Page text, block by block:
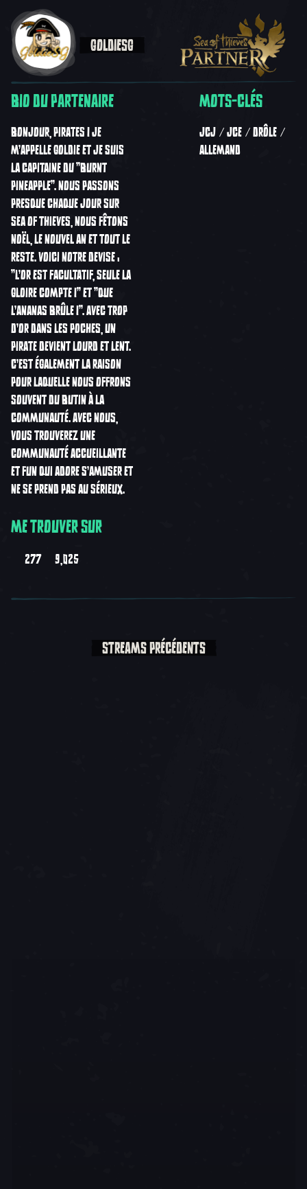
GOLDIESG
BIO DU PARTENAIRE
BONJOUR, PIRATES ! JE
M'APPELLE GOLDIE ET JE SUIS
LA CAPITAINE DU "BURNT
PINEAPPLE". NOUS PASSONS
PRESQUE CHAQUE JOUR SUR
SEA OF THIEVES, NOUS FÊTONS
NOËL, LE NOUVEL AN ET TOUT LE
RESTE. VOICI NOTRE DEVISE :
"L'OR EST FACULTATIF, SEULE LA
GLOIRE COMPTE !" ET "QUE
L'ANANAS BRÛLE !". AVEC TROP
D'OR DANS LES POCHES, UN
PIRATE DEVIENT LOURD ET LENT.
C'EST ÉGALEMENT LA RAISON
POUR LAQUELLE NOUS OFFRONS
SOUVENT DU BUTIN À LA
COMMUNAUTÉ. AVEC NOUS,
VOUS TROUVEREZ UNE
COMMUNAUTÉ ACCUEILLANTE
ET FUN QUI ADORE S'AMUSER ET
NE SE PREND PAS AU SÉRIEUX.
ME TROUVER SUR
277 9,025
MOTS-CLÉS
JCJ JCE
DRÔLE
ALLEMAND
STREAMS PRÉCÉDENTS